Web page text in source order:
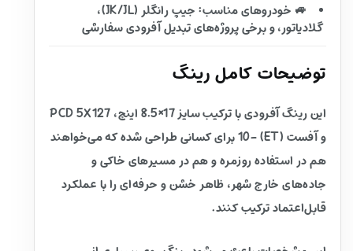
🚙 خودروهای مناسب: جیپ رانگلر (JK/JL)،
گلادیاتور، و برخی پروژه‌های تبدیل آفرودی سفارشی
توضیحات کامل رینگ
این رینگ آفرودی با ترکیب سایز 17×8.5 اینچ، PCD 5X127
و آفست (ET) -10 برای کسانی طراحی شده که می‌خواهند
هم در استفاده روزمره و هم در مسیرهای خاکی و
جاده‌های خارج شهر، ظاهر خشن و حرفه‌ای را با عملکرد
قابل‌اعتماد ترکیب کنند.